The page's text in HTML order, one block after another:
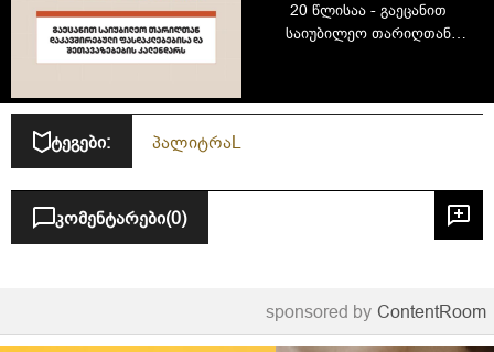
20 წლისაა - გაეცანით
საიუბილეო თარიღთან
შეთავაზებების კალენდარს
ტეგები: პალიტრაL
კომენტარები(0)
sponsored by ContentRoom